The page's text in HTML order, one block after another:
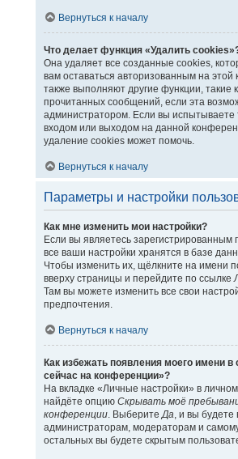
Вернуться к началу
Что делает функция «Удалить
Она удаляет все созданные cookies,
вам оставаться авторизованным на
также выполняют другие функции, такие
прочитанных сообщений, если эта
администратором. Если вы испытываете
входом или выходом на данной
удаление cookies может помочь.
Вернуться к началу
Параметры и настройки
Как мне изменить мои настройки?
Если вы являетесь зарегистрированным
все ваши настройки хранятся в базе
Чтобы изменить их, щёлкните на имени
вверху страницы и перейдите по ссылке
Там вы можете изменить все свои
предпочтения.
Вернуться к началу
Как избежать появления моего имени в
сейчас на конференции»?
На вкладке «Личные настройки» в
найдёте опцию Скрывать моё
конференции. ВыберитеДа, и вы будете
администраторам, модераторам и
остальных вы будете скрытым